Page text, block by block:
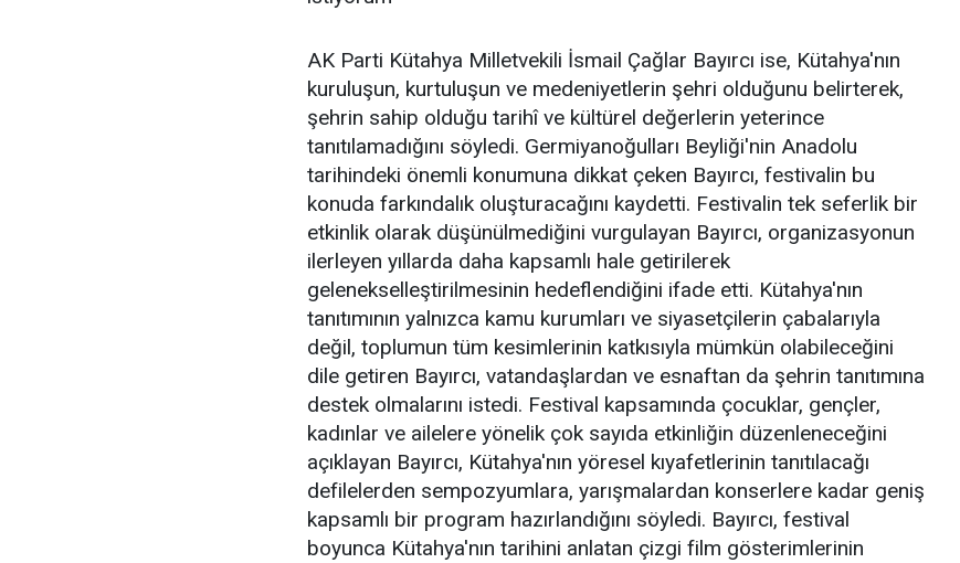
AK Parti Kütahya Milletvekili İsmail Çağlar Bayırcı ise, Kütahya'nın
kuruluşun, kurtuluşun ve medeniyetlerin şehri olduğunu belirterek,
şehrin sahip olduğu tarihî ve kültürel değerlerin yeterince
tanıtılamadığını söyledi. Germiyanoğulları Beyliği'nin Anadolu
tarihindeki önemli konumuna dikkat çeken Bayırcı, festivalin bu
konuda farkındalık oluşturacağını kaydetti. Festivalin tek seferlik bir
etkinlik olarak düşünülmediğini vurgulayan Bayırcı, organizasyonun
ilerleyen yıllarda daha kapsamlı hale getirilerek
gelenekselleştirilmesinin hedeflendiğini ifade etti. Kütahya'nın
tanıtımının yalnızca kamu kurumları ve siyasetçilerin çabalarıyla
değil, toplumun tüm kesimlerinin katkısıyla mümkün olabileceğini
dile getiren Bayırcı, vatandaşlardan ve esnaftan da şehrin tanıtımına
destek olmalarını istedi. Festival kapsamında çocuklar, gençler,
kadınlar ve ailelere yönelik çok sayıda etkinliğin düzenleneceğini
açıklayan Bayırcı, Kütahya'nın yöresel kıyafetlerinin tanıtılacağı
defilelerden sempozyumlara, yarışmalardan konserlere kadar geniş
kapsamlı bir program hazırlandığını söyledi. Bayırcı, festival
boyunca Kütahya'nın tarihini anlatan çizgi film gösterimlerinin